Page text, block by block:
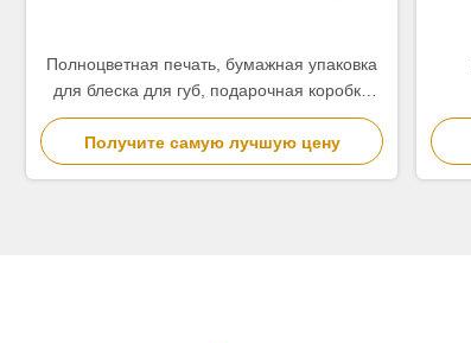
Полноцветная печать, бумажная упаковка
для блеска для губ, подарочная коробка
для косметического лака для ногтей
Получите самую лучшую цену